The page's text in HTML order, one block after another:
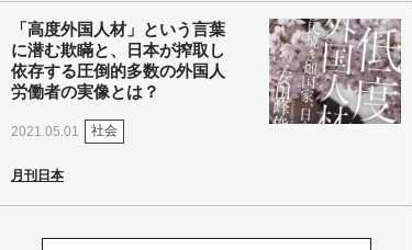
「高度外国人材」という言葉
に潜む欺瞞と、日本が搾取し
依存する圧倒的多数の外国人
労働者の実像とは？
2021.05.01 社会
月刊日本